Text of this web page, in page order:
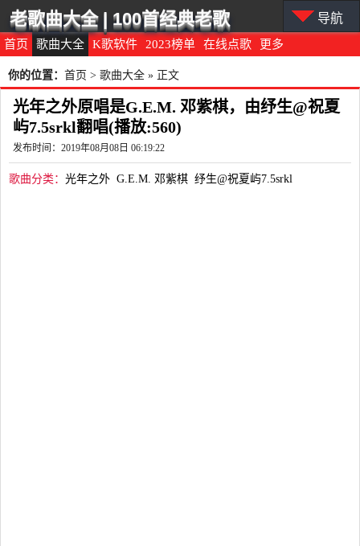
首页 歌曲大全 K歌软件 2023榜单 在线点歌 更多
老歌曲大全 | 100首经典老歌 导航
你的位置： 首页 > 歌曲大全 » 正文
光年之外原唱是G.E.M. 邓紫棋，由纾生@祝夏
屿7.5srkl翻唱(播放:560)
发布时间：2019年08月08日 06:19:22
歌曲分类： 光年之外 G.E.M. 邓紫棋 纾生@祝夏屿7.5srkl